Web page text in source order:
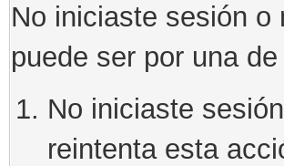
No iniciaste sesión
puede ser por una
No iniciaste
reintenta esta